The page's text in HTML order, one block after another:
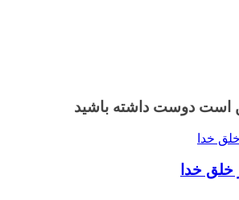
است دوست داشته باشید
خدا